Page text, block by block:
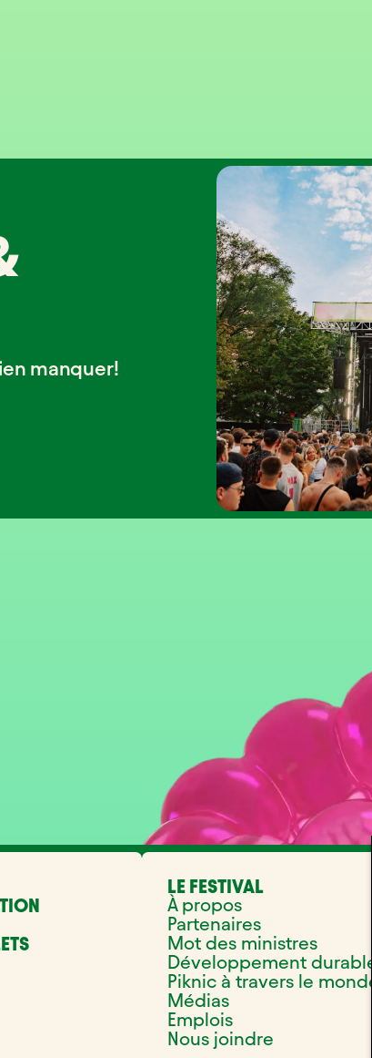
manquer!
LE FESTIVAL
À propos
Partenaires
Mot des ministres
Développement durable
Piknic à travers le monde
Médias
Emplois
Nous joindre